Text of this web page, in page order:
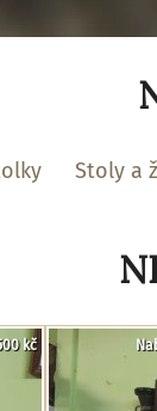
Stoly a
kč